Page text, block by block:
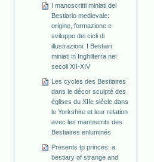
I manoscritti miniati del
Bestiario medievale:
origine, formazione e
sviluppo dei cicli di
illustrazioni. I Bestiari
miniati in Inghilterra nei
secoli XII-XIV
Les cycles des Bestiaires
dans le décor sculpté des
églises du XIIe siècle dans
le Yorkshire et leur relation
avec les manuscrits des
Bestiaires enluminés
Presents tp princes: a
bestiary of strange and